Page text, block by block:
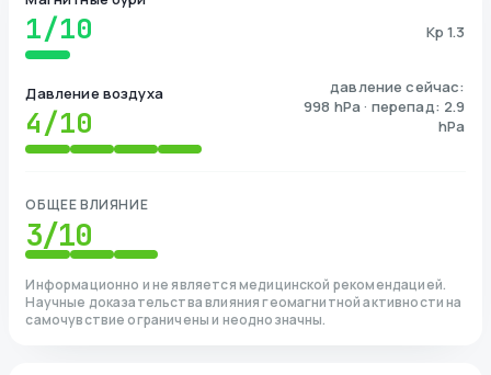
1/10 Kp 1.3
Давление воздуха
4/10
давление сейчас:
998 hPa · перепад: 2.9
hPa
ОБЩЕЕ ВЛИЯНИЕ
3/10
Информационно и не является медицинской рекомендацией.
Научные доказательства влияния геомагнитной активности на
самочувствие ограничены и неоднозначны.